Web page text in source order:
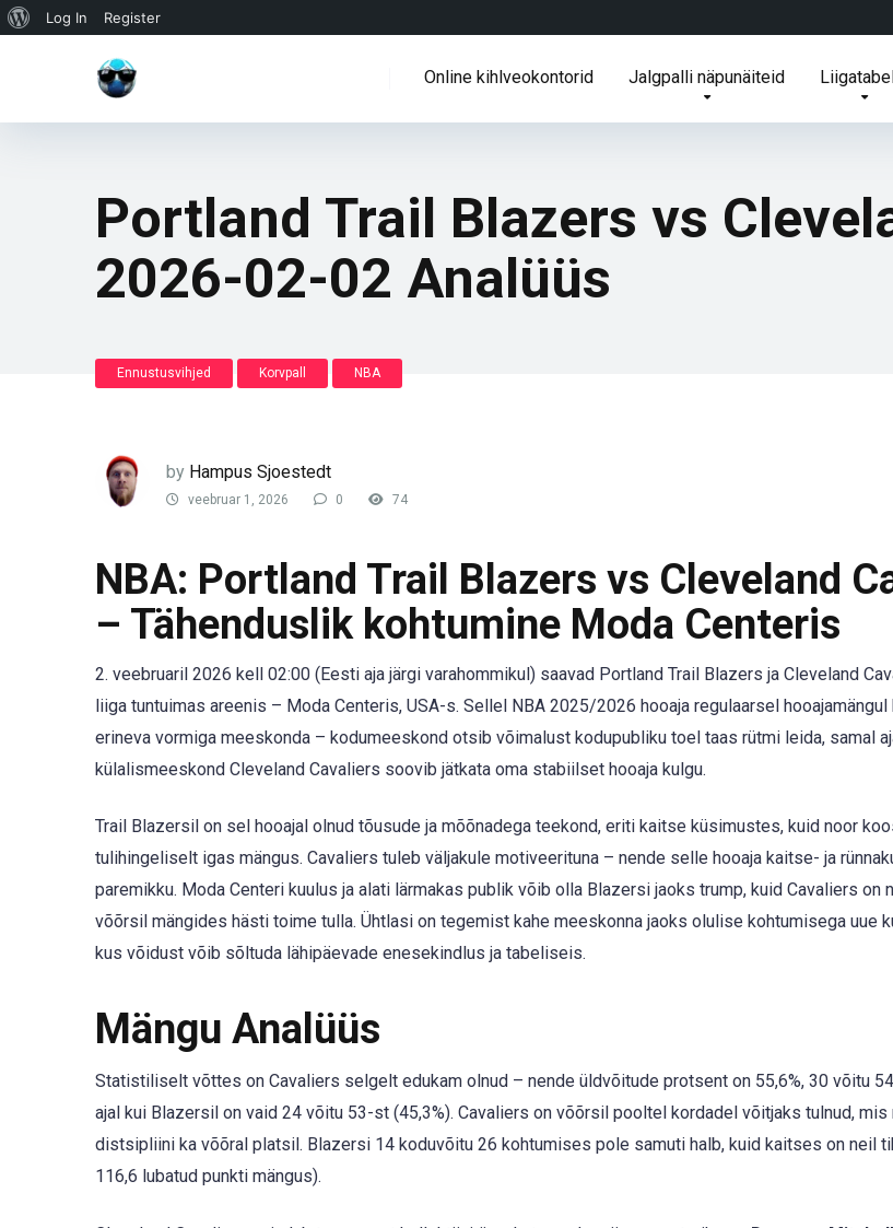
WordPressi
Log In Register
Online kihlveokontorid Jalgpalli näpunäiteid
Portland Trail Blazers vs
2026-02-02 Analüüs
Ennustusvihjed Korvpall NBA
by Hampus Sjoestedt
veebruar 1, 2026 0 74
NBA: Portland Trail Blazers vs Cleveland
– Tähenduslik kohtumine Moda Centeris
2. veebruaril 2026 kell 02:00 (Eesti aja järgi varahommikul) saavad Portland Trail Blazers ja Cleveland
liiga tuntuimas areenis – Moda Centeris, USA-s. Sellel NBA 2025/2026 hooaja regulaarsel
erineva vormiga meeskonda – kodumeeskond otsib võimalust kodupubliku toel taas rütmi leida, samal
külalismeeskond Cleveland Cavaliers soovib jätkata oma stabiilset hooaja kulgu.
Trail Blazersil on sel hooajal olnud tõusude ja mõõnadega teekond, eriti kaitse küsimustes, kuid noor
tulihingeliselt igas mängus. Cavaliers tuleb väljakule motiveerituna – nende selle hooaja kaitse- ja
paremikku. Moda Centeri kuulus ja alati lärmakas publik võib olla Blazersi jaoks trump, kuid Cavaliers on
võõrsil mängides hästi toime tulla. Ühtlasi on tegemist kahe meeskonna jaoks olulise kohtumisega uue
kus võidust võib sõltuda lähipäevade enesekindlus ja tabeliseis.
Mängu Analüüs
Statistiliselt võttes on Cavaliers selgelt edukam olnud – nende üldvõitude protsent on 55,6%, 30 võitu 54
ajal kui Blazersil on vaid 24 võitu 53-st (45,3%). Cavaliers on võõrsil pooltel kordadel võitjaks tulnud, mis
distsipliini ka võõral platsil. Blazersi 14 koduvõitu 26 kohtumises pole samuti halb, kuid kaitses on neil
116,6 lubatud punkti mängus).